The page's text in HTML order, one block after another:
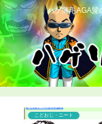
ハゲ薄毛AGA髪
コンプレックス